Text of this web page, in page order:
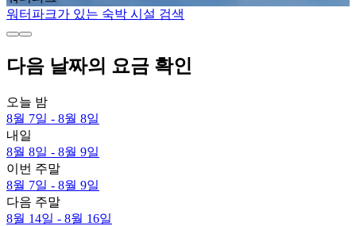
워터파크가 있는 숙박 시설 검색
다음 날짜의 요금 확인
오늘 밤
8월 7일 - 8월 8일
내일
8월 8일 - 8월 9일
이번 주말
8월 7일 - 8월 9일
다음 주말
8월 14일 - 8월 16일